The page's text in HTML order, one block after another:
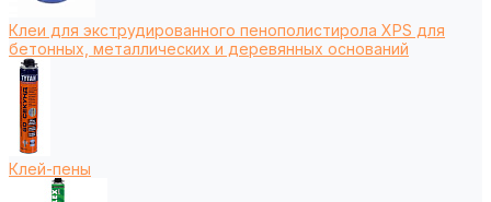
Клеи для экструдированного пенополистирола XPS для
бетонных, металлических и деревянных оснований
Клей-пены